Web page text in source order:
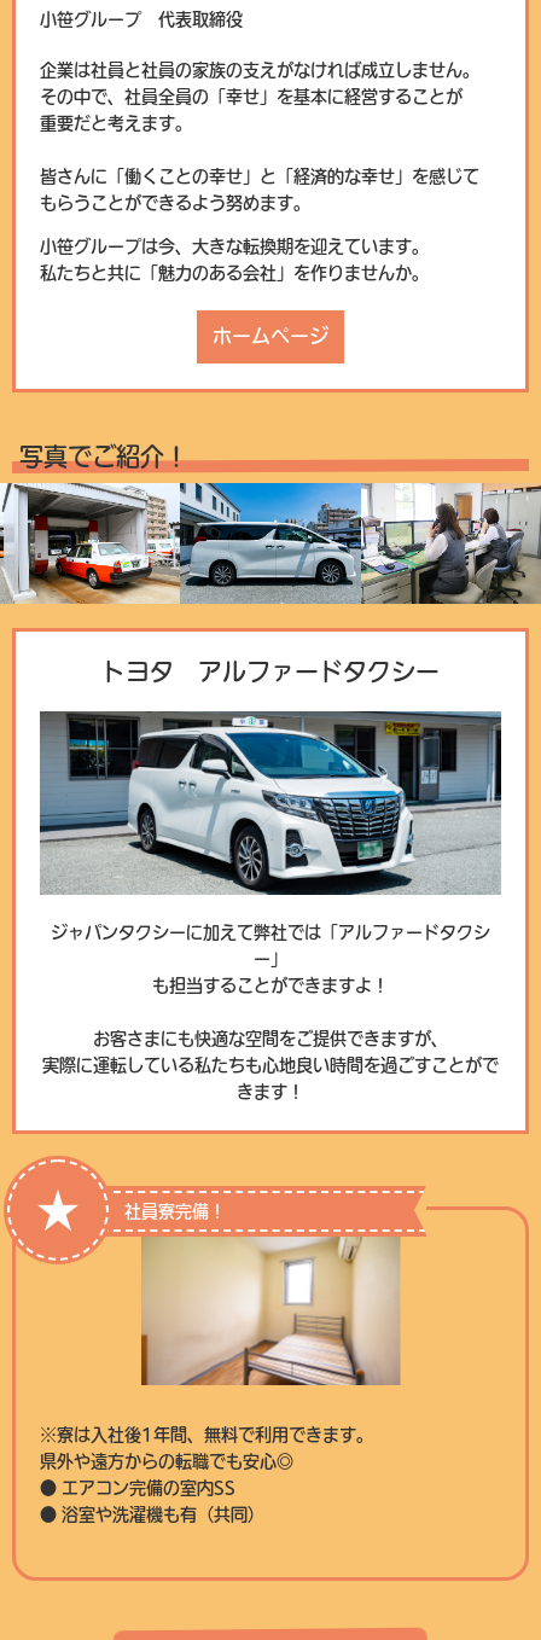
小笹グループ 代表取締役
企業は社員と社員の家族の支えがなければ成立しません。
その中で、社員全員の「幸せ」を基本に経営することが
重要だと考えます。
皆さんに「働くことの幸せ」と「経済的な幸せ」を感じて
もらうことができるよう努めます。
小笹グループは今、大きな転換期を迎えています。
私たちと共に「魅力のある会社」を作りませんか。
ホームページ
写真でご紹介！
トヨタ アルファードタクシー
ジャパンタクシーに加えて弊社では「アルファードタクシ
ー」
も担当することができますよ！
お客さまにも快適な空間をご提供できますが、
実際に運転している私たちも心地良い時間を過ごすことがで
きます！
社員寮完備！
★
※寮は入社後1年間、無料で利用できます。
県外や遠方からの転職でも安心◎
● エアコン完備の室内SS
● 浴室や洗濯機も有（共同）